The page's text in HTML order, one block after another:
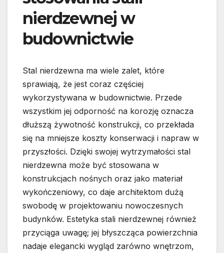
nierdzewnej w
budownictwie
Stal nierdzewna ma wiele zalet, które
sprawiają, że jest coraz częściej
wykorzystywana w budownictwie. Przede
wszystkim jej odporność na korozję oznacza
dłuższą żywotność konstrukcji, co przekłada
się na mniejsze koszty konserwacji i napraw w
przyszłości. Dzięki swojej wytrzymałości stal
nierdzewna może być stosowana w
konstrukcjach nośnych oraz jako materiał
wykończeniowy, co daje architektom dużą
swobodę w projektowaniu nowoczesnych
budynków. Estetyka stali nierdzewnej również
przyciąga uwagę; jej błyszcząca powierzchnia
nadaje elegancki wygląd zarówno wnętrzom,